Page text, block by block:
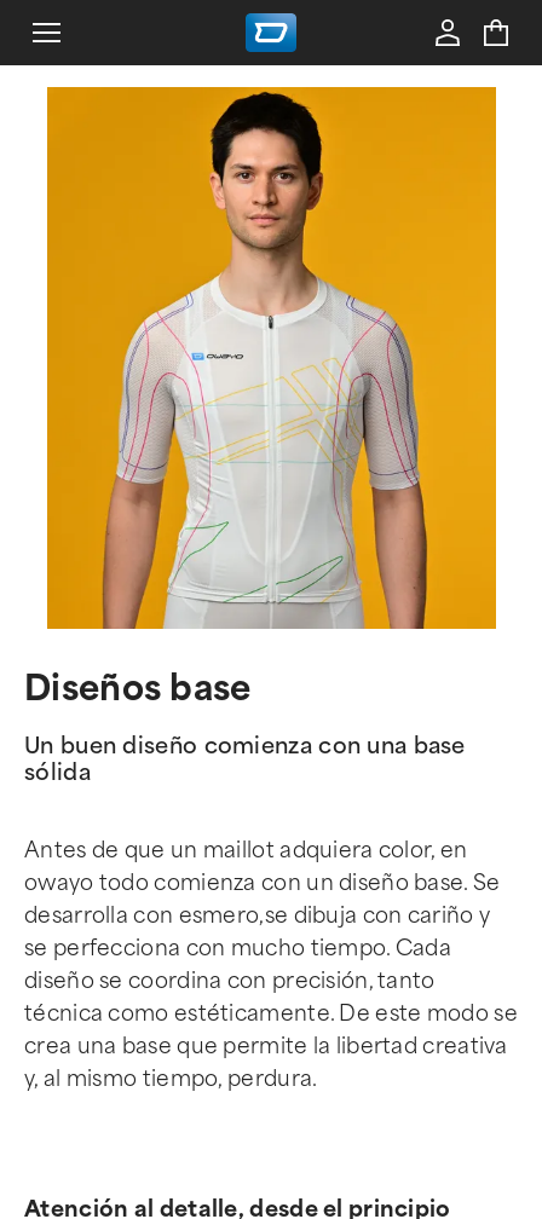
Diseños base
Un buen diseño comienza con una base
sólida
Antes de que un maillot adquiera color, en
owayo todo comienza con un diseño base. Se
desarrolla con esmero,se dibuja con cariño y
se perfecciona con mucho tiempo. Cada
diseño se coordina con precisión, tanto
técnica como estéticamente. De este modo se
crea una base que permite la libertad creativa
y, al mismo tiempo, perdura.
Atención al detalle, desde el principio